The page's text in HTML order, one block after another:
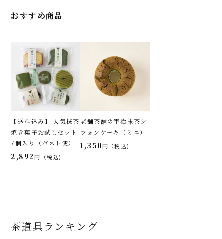
おすすめ商品
【送料込み】 人気抹茶
焼き菓子お試しセット
7個入り（ポスト便）
2,892 税込
老舗茶舗の宇治抹茶シ
フォンケーキ（ミニ）
1,350 税込
茶道具ランキング